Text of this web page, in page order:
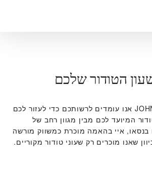
הטודור שלכם
ב‭JOHN BULL NASSAU‬ אנו עומדים לרשותכם כדי לעזור לכם
המיועד לכם מבין מגוון רחב של
בנסאו, איי בהאמה מוכרת כמשווק מורשה
שאנו מוכרים רק שעוני טודור מקוריים.